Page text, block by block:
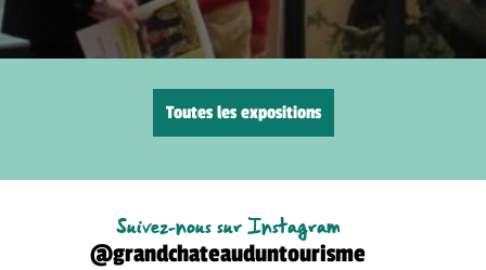
Toutes les expositions
Suivez-nous sur Instagram
@grandchateauduntourisme